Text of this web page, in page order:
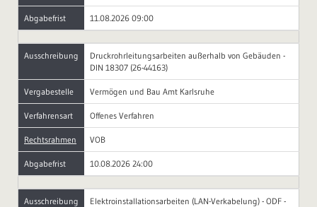
Abgabefrist 11.08.2026 09:00
Ausschreibung
Druckrohrleitungsarbeiten außerhalb von Gebäuden -
DIN 18307 (26-44163)
Vergabestelle Vermögen und Bau Amt Karlsruhe
Verfahrensart Offenes Verfahren
Rechtsrahmen VOB
Abgabefrist 10.08.2026 24:00
Ausschreibung
Elektroinstallationsarbeiten (LAN-Verkabelung) - ODF -